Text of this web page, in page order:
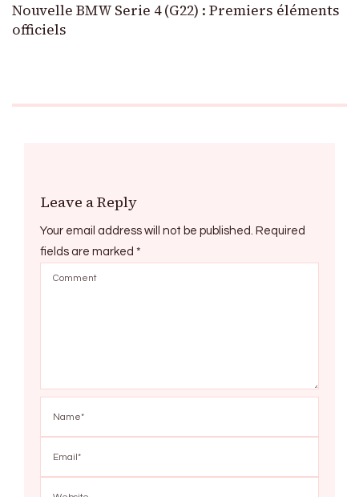
Nouvelle BMW Serie 4 (G22) : Premiers éléments
officiels
Leave a Reply
Your email address will not be published. Required
fields are marked *